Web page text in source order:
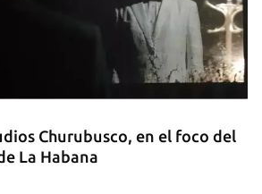
Churubusco, en el foco del
La Habana